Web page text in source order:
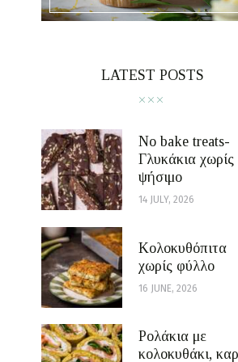
LATEST POSTS
No bake treats-
Γλυκάκια χωρίς
ψήσιμο
14 JULY, 2026
Κολοκυθόπιτα
χωρίς φύλλο
16 JUNE, 2026
Ρολάκια με
κολοκυθάκι,